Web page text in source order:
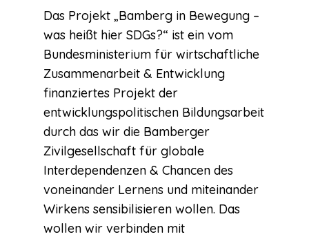
Das Projekt „Bamberg in Bewegung –
was heißt hier SDGs?“ ist ein vom
Bundesministerium für wirtschaftliche
Zusammenarbeit & Entwicklung
finanziertes Projekt der
entwicklungspolitischen Bildungsarbeit
durch das wir die Bamberger
Zivilgesellschaft für globale
Interdependenzen & Chancen des
voneinander Lernens und miteinander
Wirkens sensibilisieren wollen. Das
wollen wir verbinden mit